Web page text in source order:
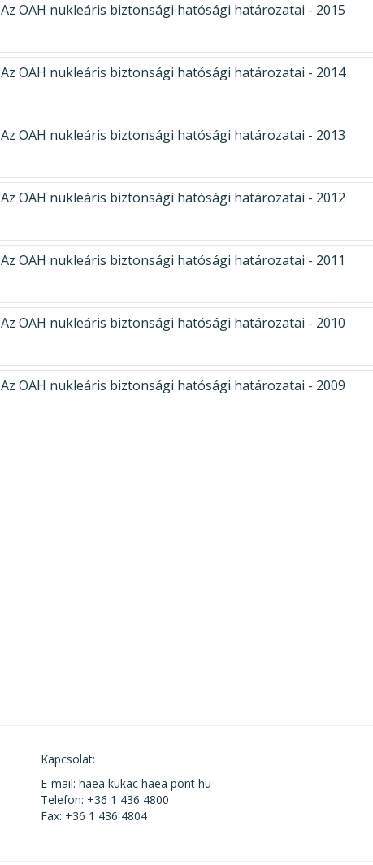
Az OAH nukleáris biztonsági hatósági határozatai - 2015
Az OAH nukleáris biztonsági hatósági határozatai - 2014
Az OAH nukleáris biztonsági hatósági határozatai - 2013
Az OAH nukleáris biztonsági hatósági határozatai - 2012
Az OAH nukleáris biztonsági hatósági határozatai - 2011
Az OAH nukleáris biztonsági hatósági határozatai - 2010
Az OAH nukleáris biztonsági hatósági határozatai - 2009
Kapcsolat:
E-mail: haea kukac haea pont hu
Telefon: +36 1 436 4800
Fax: +36 1 436 4804